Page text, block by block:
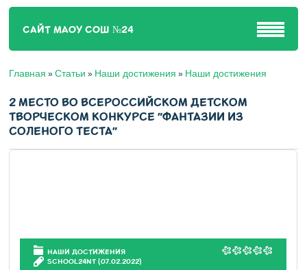
САЙТ МАОУ СОШ №24
Главная »Статьи » Наши достижения » Наши достижения
2 МЕСТО ВО ВСЕРОССИЙСКОМ ДЕТСКОМ
ТВОРЧЕСКОМ КОНКУРСЕ "ФАНТАЗИИ ИЗ
СОЛЕНОГО ТЕСТА"
НАШИ ДОСТИЖЕНИЯ
SCHOOL24NT (07.02.2022)